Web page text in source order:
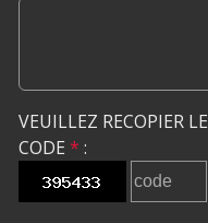
VEUILLEZ RECOPIER LE
CODE * :